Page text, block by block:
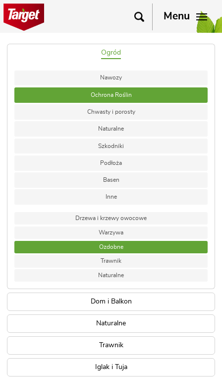
Menu
Ogród
Nawozy
Ochrona Roślin
Chwasty i porosty
Naturalne
Szkodniki
Podłoża
Basen
Inne
Drzewa i krzewy owocowe
Warzywa
Ozdobne
Trawnik
Naturalne
Dom i Balkon
Naturalne
Trawnik
Iglak i Tuja